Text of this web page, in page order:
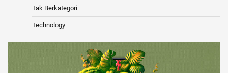
Tak Berkategori
Technology